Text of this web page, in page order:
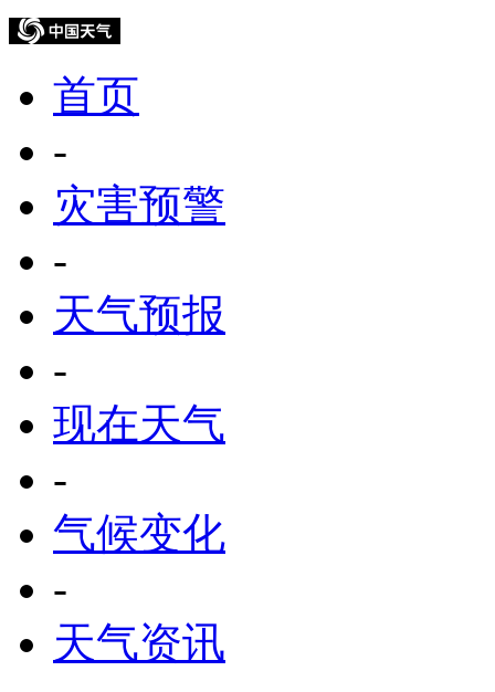
首页
-
灾害预警
-
天气预报
-
现在天气
-
气候变化
-
天气资讯